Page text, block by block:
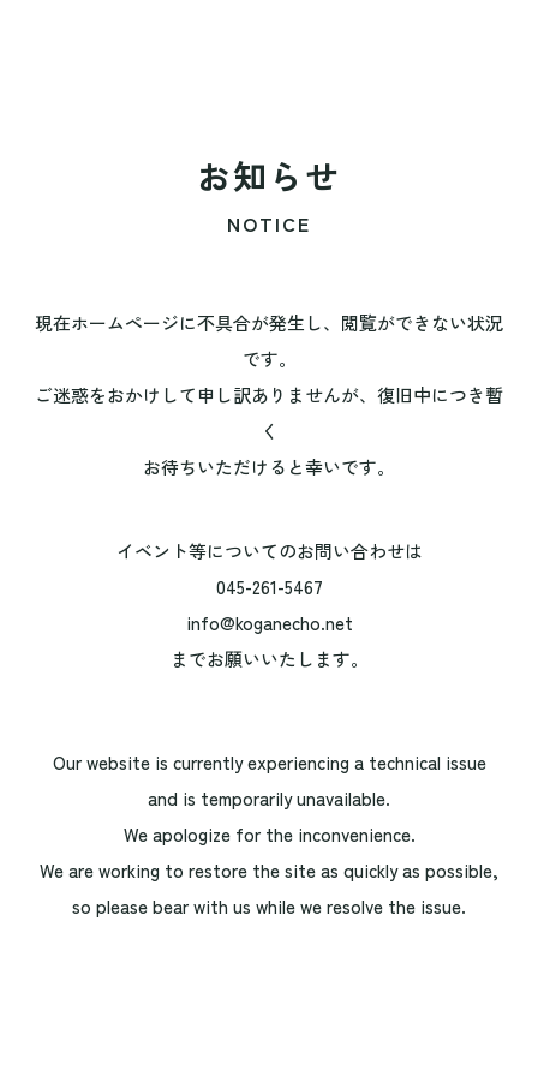
お知らせ
NOTICE
現在ホームページに不具合が発生し、閲覧ができない状況
です。
ご迷惑をおかけして申し訳ありませんが、復旧中につき暫
く
お待ちいただけると幸いです。
イベント等についてのお問い合わせは
045-261-5467
info@koganecho.net
までお願いいたします。
Our website is currently experiencing a technical issue
and is temporarily unavailable.
We apologize for the inconvenience.
We are working to restore the site as quickly as possible,
so please bear with us while we resolve the issue.